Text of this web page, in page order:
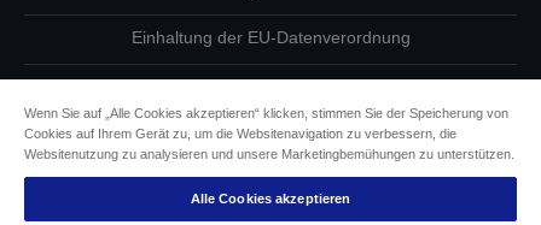
Einhaltung der EU-Datenverordnung
Informationen zu Cookies
Wenn Sie auf „Alle Cookies akzeptieren“ klicken, stimmen Sie der Speicherung von
Cookies auf Ihrem Gerät zu, um die Websitenavigation zu verbessern, die
Websitenutzung zu analysieren und unsere Marketingbemühungen zu unterstützen.
Alle Cookies akzeptieren